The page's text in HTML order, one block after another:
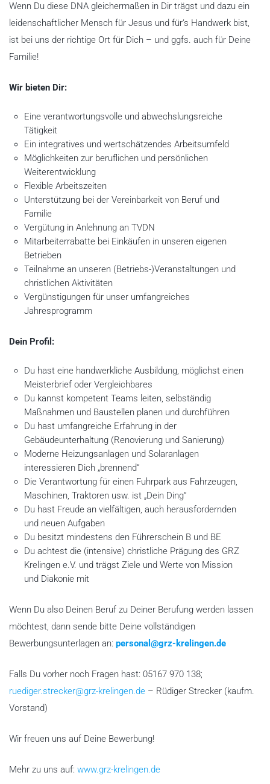
Wenn Du diese DNA gleichermaßen in Dir trägst und dazu ein
leidenschaftlicher Mensch für Jesus und für‘s Handwerk bist,
ist bei uns der richtige Ort für Dich – und ggfs. auch für Deine
Familie!
Wir bieten Dir:
Eine verantwortungsvolle und abwechslungsreiche
Tätigkeit
Ein integratives und wertschätzendes Arbeitsumfeld
Möglichkeiten zur beruflichen und persönlichen
Weiterentwicklung
Flexible Arbeitszeiten
Unterstützung bei der Vereinbarkeit von Beruf und
Familie
Vergütung in Anlehnung an TVDN
Mitarbeiterrabatte bei Einkäufen in unseren eigenen
Betrieben
Teilnahme an unseren (Betriebs-)Veranstaltungen und
christlichen Aktivitäten
Vergünstigungen für unser umfangreiches
Jahresprogramm
Dein Profil:
Du hast eine handwerkliche Ausbildung, möglichst einen
Meisterbrief oder Vergleichbares
Du kannst kompetent Teams leiten, selbständig
Maßnahmen und Baustellen planen und durchführen
Du hast umfangreiche Erfahrung in der
Gebäudeunterhaltung (Renovierung und Sanierung)
Moderne Heizungsanlagen und Solaranlagen
interessieren Dich „brennend“
Die Verantwortung für einen Fuhrpark aus Fahrzeugen,
Maschinen, Traktoren usw. ist „Dein Ding“
Du hast Freude an vielfältigen, auch herausfordernden
und neuen Aufgaben
Du besitzt mindestens den Führerschein B und BE
Du achtest die (intensive) christliche Prägung des GRZ
Krelingen e.V. und trägst Ziele und Werte von Mission
und Diakonie mit
Wenn Du also Deinen Beruf zu Deiner Berufung werden lassen
möchtest, dann sende bitte Deine vollständigen
Bewerbungsunterlagen an: personal@grz-krelingen.de
Falls Du vorher noch Fragen hast: 05167 970 138;
ruediger.strecker@grz-krelingen.de – Rüdiger Strecker (kaufm.
Vorstand)
Wir freuen uns auf Deine Bewerbung!
Mehr zu uns auf: www.grz-krelingen.de